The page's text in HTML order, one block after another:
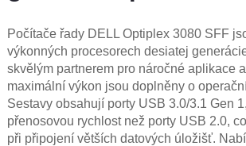
Počítače řady DELL Optiplex 3080 SFF
výkonných procesorech desiatej
skvělým partnerem pro náročné aplikace
maximální výkon jsou doplněny o
Sestavy obsahují porty USB 3.0/3.1 Gen
přenosovou rychlost než porty USB 2.0,
při připojení větších datových úložišť.